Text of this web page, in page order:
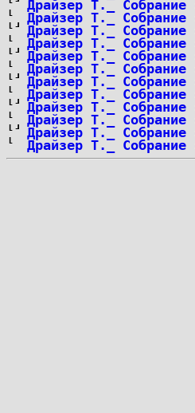
Драйзер Т._
Драйзер Т._
Драйзер Т._
Драйзер Т._
Драйзер Т._
Драйзер Т._
Драйзер Т._
Драйзер Т._
Драйзер Т._
Драйзер Т._
Драйзер Т._
Драйзер Т._